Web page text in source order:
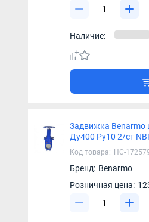
Наличие:
Задвижка Benarmo
Ду400 Ру10 2/ст
Код товара: НС-
Бренд: Benarmo
Розничная цена: